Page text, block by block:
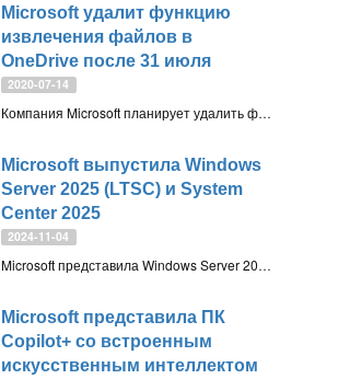
Microsoft удалит функцию
извлечения файлов в
OneDrive после 31 июля
2020-07-14
Компания Microsoft планирует удалить функцию извлечения файлов из десктопного клиента OneDrive к концу июля 2020 года. Данная функция позволяет получит доступ к файлам с привязанного к аккаунту компьютера с другого компьютера через сайт OneDrive
Microsoft выпустила Windows
Server 2025 (LTSC) и System
Center 2025
2024-11-04
Microsoft представила Windows Server 2025 с длительным сроком обслуживания (LTSC), включая поддержку ИИ-функций, гибридные облачные возможности и обновлённую виртуализацию GPU. Поддержка продлится до 2034 года
Microsoft представила ПК
Copilot+ со встроенным
искусственным интеллектом